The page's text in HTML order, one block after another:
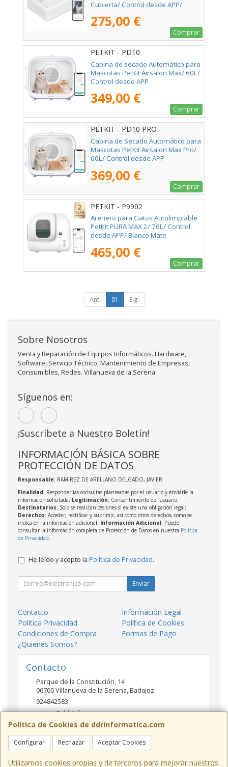
Cubierta/ Control desde APP/
275,00 €
Comprar
PETKIT - PD10
Cabina de secado Automático para
Mascotas PetKit Airsalon Max/ 60L/
Control desde APP
349,00 €
Comprar
PETKIT - PD10 PRO
Cabina de Secado Automático para
Mascotas PetKit Airsalon Max Pro/
60L/ Control desde APP
369,00 €
Comprar
PETKIT - P9902
Arenero para Gatos Autolimpiable
PetKit PURA MAX 2/ 76L/ Control
desde APP/ Blanco Mate
465,00 €
Comprar
Ant. 01 Sig.
Política de Cookies de ddrinformatica.com
Configurar Rechazar Aceptar Cookies
Utilizamos cookies propias y de terceros para mejorar nuestros
Sobre Nosotros
Venta y Reparación de Equipos Informáticos. Hardware,
Software, Servicio Técnico, Mantenimiento de Empresas,
Consumibles, Redes. Villanueva de la Serena
Síguenos en:
¡Suscríbete a Nuestro Boletín!
INFORMACIÓN BÁSICA SOBRE
PROTECCIÓN DE DATOS
Responsable: RAMIREZ DE ARELLANO DELGADO, JAVIER
Finalidad: Responder las consultas planteadas por el usuario y enviarle la
información solicitada; Legitimación: Consentimiento del usuario;
Destinatarios: Solo se realizan cesiones si existe una obligación legal;
Derechos: Acceder, rectificar y suprimir, así como otros derechos, como se
indica en la información adicional; Información Adicional: Puede
consultar la información completa de Protección de Datos en nuestra Política
de Privacidad
He leído y acepto la Política de Privacidad.
Enviar
Contacto
Información Legal
Política Privacidad
Política de Cookies
Condiciones de Compra
Formas de Pago
¿Quienes Somos?
Contacto
Parque de la Constitución, 14
06700Villanueva de la Serena,Badajoz
924842583
admin@ddrinformatica.com
Horario
Mañanas 9.30 - 14 Tardes 17 - 20